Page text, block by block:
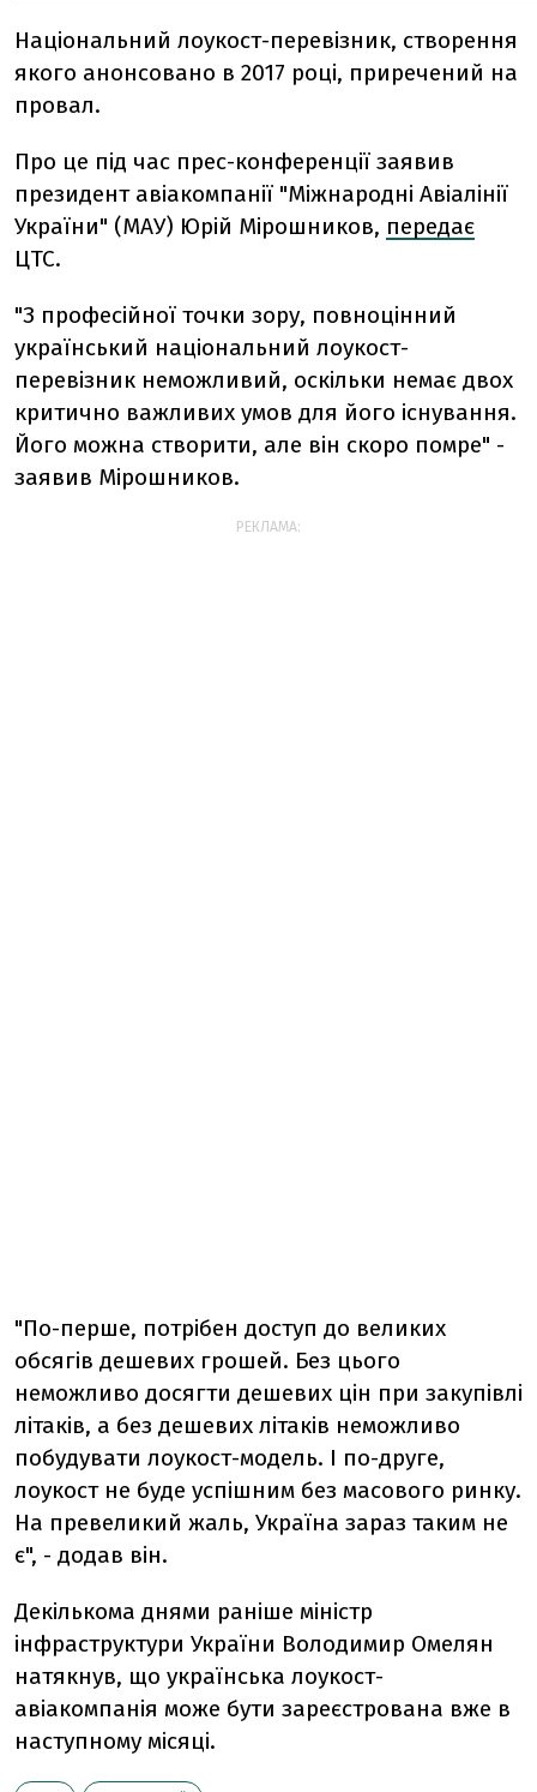
Національний лоукост-перевізник, створення
якого анонсовано в 2017 році, приречений на
провал.
Про це під час прес-конференції заявив
президент авіакомпанії "Міжнародні Авіалінії
України" (МАУ) Юрій Мірошников, передає
ЦТС.
"З професійної точки зору, повноцінний
український національний лоукост-
перевізник неможливий, оскільки немає двох
критично важливих умов для його існування.
Його можна створити, але він скоро помре" -
заявив Мірошников.
РЕКЛАМА:
"По-перше, потрібен доступ до великих
обсягів дешевих грошей. Без цього
неможливо досягти дешевих цін при закупівлі
літаків, а без дешевих літаків неможливо
побудувати лоукост-модель. І по-друге,
лоукост не буде успішним без масового ринку.
На превеликий жаль, Україна зараз таким не
є", - додав він.
Декількома днями раніше міністр
інфраструктури України Володимир Омелян
натякнув, що українська лоукост-
авіакомпанія може бути зареєстрована вже в
наступному місяці.